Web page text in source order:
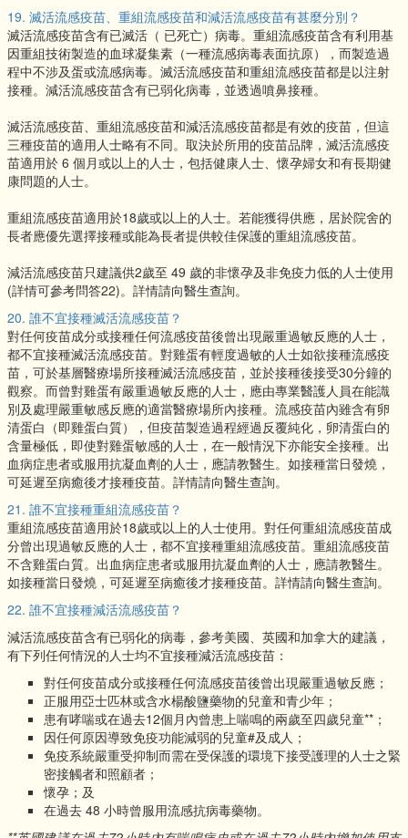
19. 滅活流感疫苗、重組流感疫苗和減活流感疫苗有甚麼分別？
滅活流感疫苗含有已滅活（ 已死亡）病毒。重組流感疫苗含有利用基
因重組技術製造的血球凝集素（一種流感病毒表面抗原），而製造過
程中不涉及蛋或流感病毒。滅活流感疫苗和重組流感疫苗都是以注射
接種。減活流感疫苗含有已弱化病毒，並透過噴鼻接種。
滅活流感疫苗、重組流感疫苗和減活流感疫苗都是有效的疫苗，但這
三種疫苗的適用人士略有不同。取決於所用的疫苗品牌，滅活流感疫
苗適用於 6 個月或以上的人士，包括健康人士、懷孕婦女和有長期健
康問題的人士。
重組流感疫苗適用於18歲或以上的人士。若能獲得供應，居於院舍的
長者應優先選擇接種或能為長者提供較佳保護的重組流感疫苗。
減活流感疫苗只建議供2歲至 49 歲的非懷孕及非免疫力低的人士使用
(詳情可參考問答22)。詳情請向醫生查詢。
20. 誰不宜接種滅活流感疫苗？
對任何疫苗成分或接種任何流感疫苗後曾出現嚴重過敏反應的人士，
都不宜接種滅活流感疫苗。對雞蛋有輕度過敏的人士如欲接種流感疫
苗，可於基層醫療場所接種滅活流感疫苗，並於接種後接受30分鐘的
觀察。而曾對雞蛋有嚴重過敏反應的人士，應由專業醫護人員在能識
別及處理嚴重敏感反應的適當醫療場所內接種。流感疫苗內雖含有卵
清蛋白（即雞蛋白質），但疫苗製造過程經過反覆純化，卵清蛋白的
含量極低，即使對雞蛋敏感的人士，在一般情況下亦能安全接種。出
血病症患者或服用抗凝血劑的人士，應請教醫生。如接種當日發燒，
可延遲至病癒後才接種疫苗。詳情請向醫生查詢。
21. 誰不宜接種重組流感疫苗？
重組流感疫苗適用於18歲或以上的人士使用。對任何重組流感疫苗成
分曾出現過敏反應的人士，都不宜接種重組流感疫苗。重組流感疫苗
不含雞蛋白質。出血病症患者或服用抗凝血劑的人士，應請教醫生。
如接種當日發燒，可延遲至病癒後才接種疫苗。詳情請向醫生查詢。
22. 誰不宜接種減活流感疫苗？
減活流感疫苗含有已弱化的病毒，參考美國、英國和加拿大的建議，
有下列任何情況的人士均不宜接種減活流感疫苗：
對任何疫苗成分或接種任何流感疫苗後曾出現嚴重過敏反應；
正服用亞士匹林或含水楊酸鹽藥物的兒童和青少年；
患有哮喘或在過去12個月內曾患上喘鳴的兩歲至四歲兒童**；
因任何原因導致免疫功能減弱的兒童#及成人；
免疫系統嚴重受抑制而需在受保護的環境下接受護理的人士之緊
密接觸者和照顧者；
懷孕；及
在過去 48 小時曾服用流感抗病毒藥物。